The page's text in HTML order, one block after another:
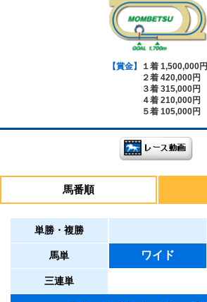
【賞金】
１着 1,500,000円
２着 420,000円
３着 315,000円
４着 210,000円
５着 105,000円
馬番順
単勝・複勝
馬単 ワイド
三連単